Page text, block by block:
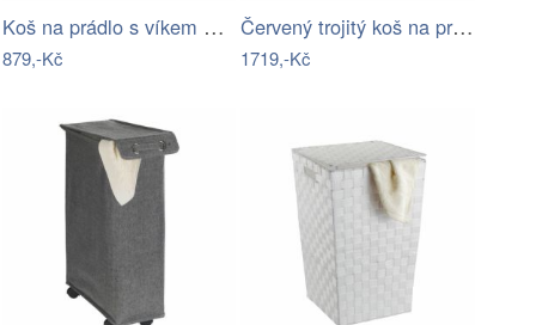
Koš na prádlo s víkem ADRIA, 48 l,…
879,-Kč
Červený trojitý koš na prádlo Wenko…
1719,-Kč